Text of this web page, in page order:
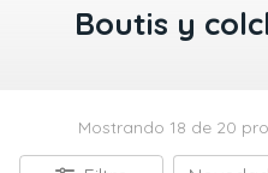
Boutis y
Mostrando 18 de 20